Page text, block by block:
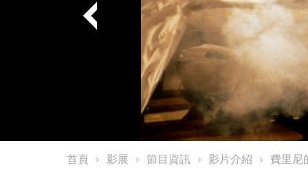
首頁 影展 節目資訊 影片介紹 費里尼